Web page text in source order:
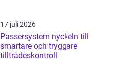
17 juli 2026
Passersystem nyckeln till
smartare och tryggare
tillträdeskontroll